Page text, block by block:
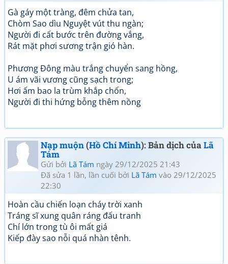
Gà gáy một tràng, đêm chửa tan,
Chòm Sao dìu Nguyệt vút thu ngàn;
Người đi cất bước trên đường vắng,
Rát mặt phơi sương trận gió hàn.
Phương Đông màu trắng chuyển sang hồng,
U ám vãi vương cũng sạch trong;
Hơi ấm bao la trùm khắp chốn,
Người đi thi hứng bỗng thêm nồng
Nạp muộn(Hồ Chí Minh): Bản dịch củaLã
Tám
Gửi bởi Lã Tám ngày 29/12/2025 21:43
Đã sửa 1 lần, lần cuối bởi Lã Tám vào 29/12/2025
22:30
Hoàn cầu chiến loạn cháy trời xanh
Tráng sĩ xung quân ráng đấu tranh
Chí lớn trong tù ôi mất giá
Kiếp đày sao nỗi quá nhàn tênh.